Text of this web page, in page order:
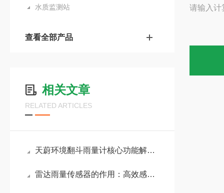
水质监测站
查看全部产品
相关文章
RELATED ARTICLES
天蔚环境翻斗雨量计核心功能解析：实时降雨量监测、历史数据存储、超限报警
雷达雨量传感器的作用：高效感知雨量变化，助力农业灌溉与城市排水规划
请输入计